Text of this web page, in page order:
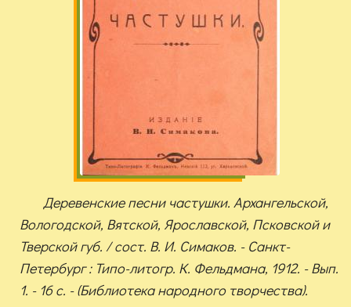
Деревенские песни частушки. Архангельской,
Вологодской, Вятской, Ярославской, Псковской и
Тверской губ. / сост. В. И. Симаков. - Санкт-
Петербург : Типо-литогр. К. Фельдмана, 1912. - Вып.
1. - 16 с. - (Библиотека народного творчества).